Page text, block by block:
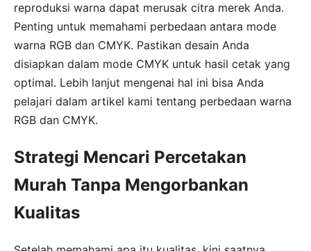
reproduksi warna dapat merusak citra merek Anda.
Penting untuk memahami perbedaan antara mode
warna RGB dan CMYK. Pastikan desain Anda
disiapkan dalam mode CMYK untuk hasil cetak yang
optimal. Lebih lanjut mengenai hal ini bisa Anda
pelajari dalam artikel kami tentang perbedaan warna
RGB dan CMYK.
Strategi Mencari Percetakan
Murah Tanpa Mengorbankan
Kualitas